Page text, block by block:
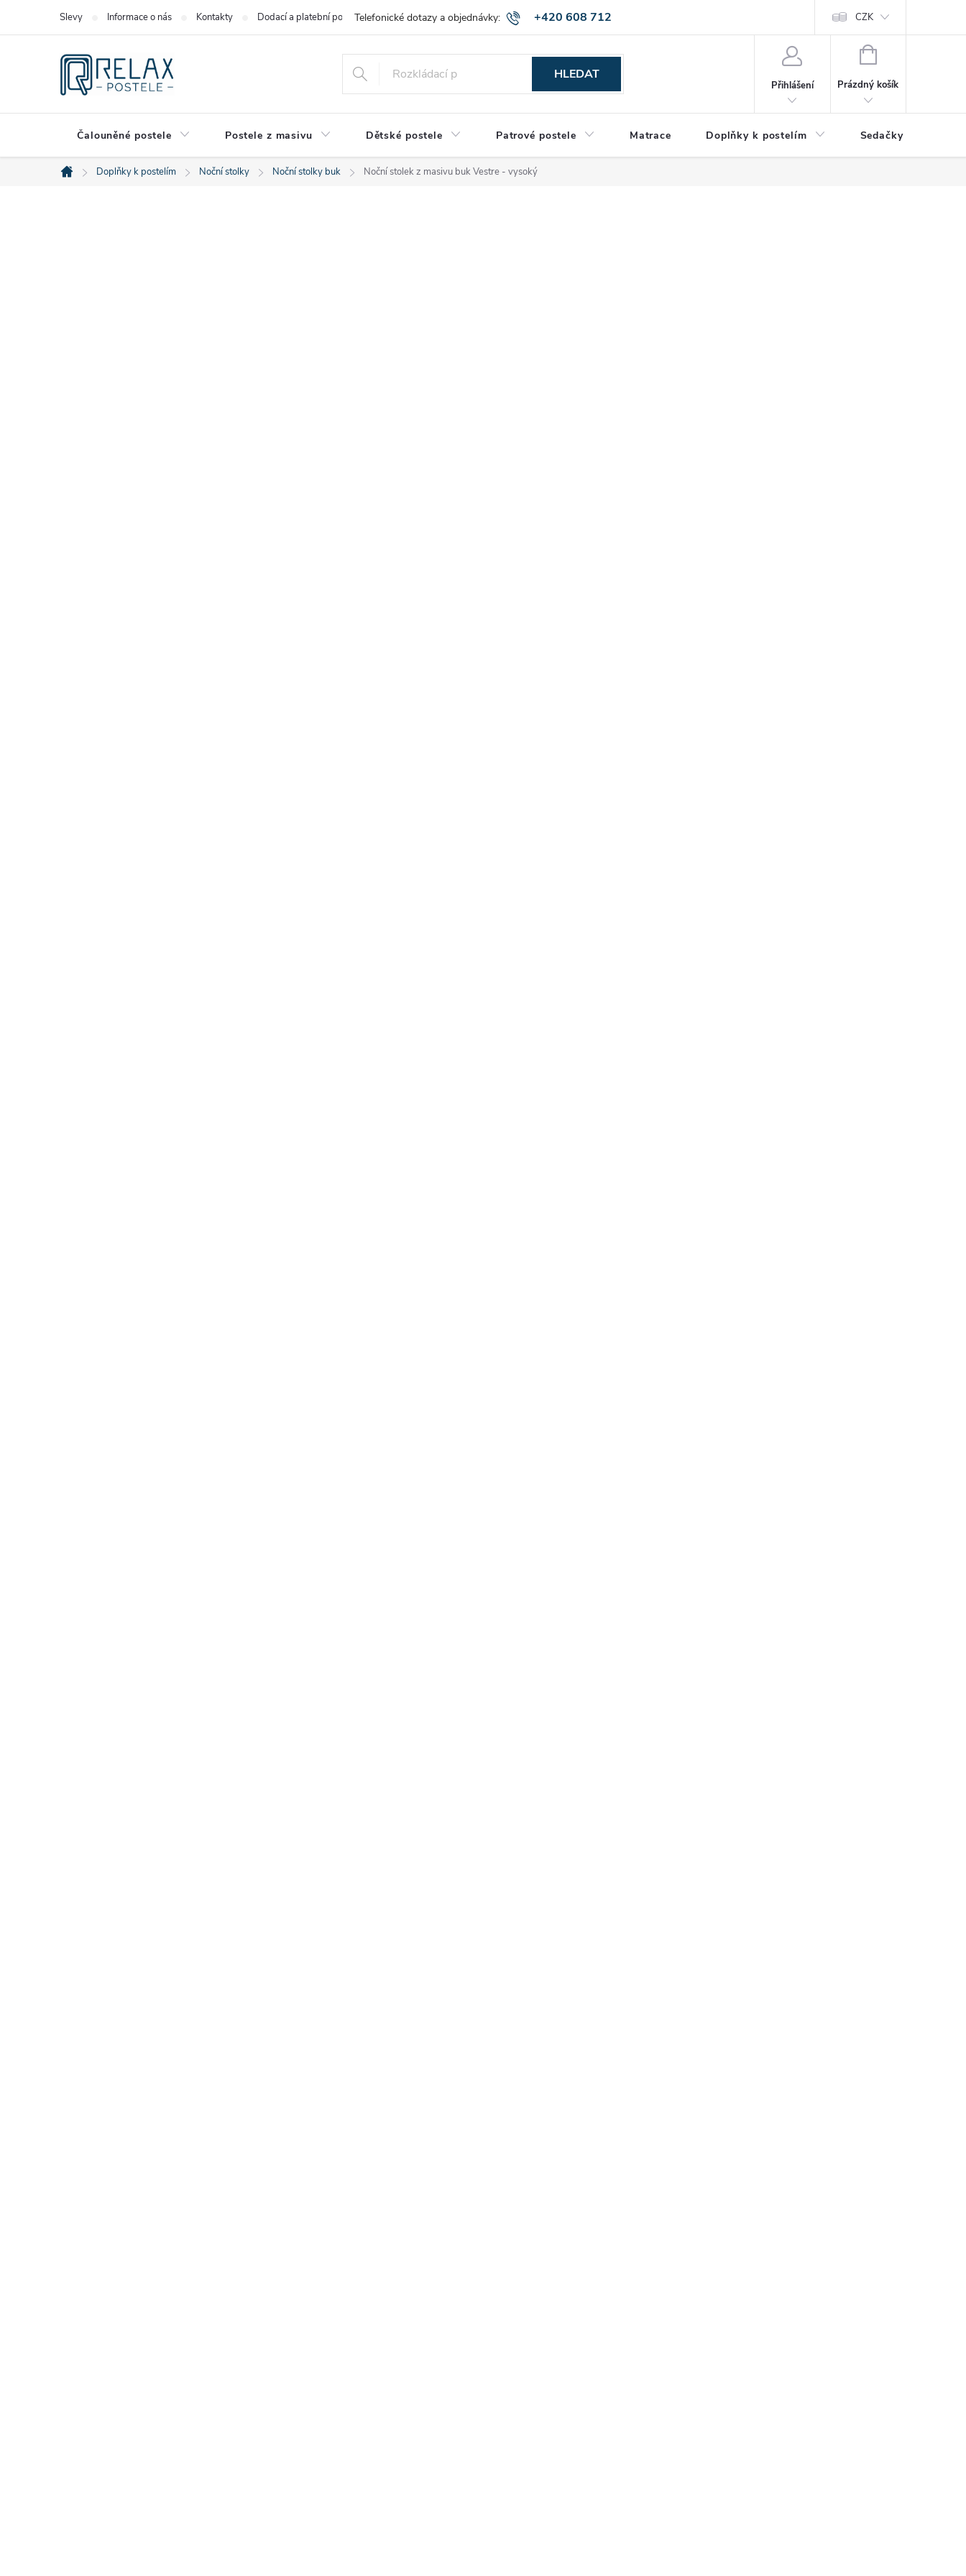
+420 608 712
515
Slevy Informace o nás Kontakty Dodací a platební podmínky Obchodní podmínky Montáž a výnos zboží Podmínky ochrany osobních údajů
CZK
HLEDAT
Přihlášení
NÁKUPNÍ
Prázdný košík
Čalouněné postele Postele z masivu Dětské postele Patrové postele Matrace Doplňky k postelím Sedačky
Domů
Doplňky k postelím Noční stolky Noční stolky buk Noční stolek z masivu buk Vestre - vysoký